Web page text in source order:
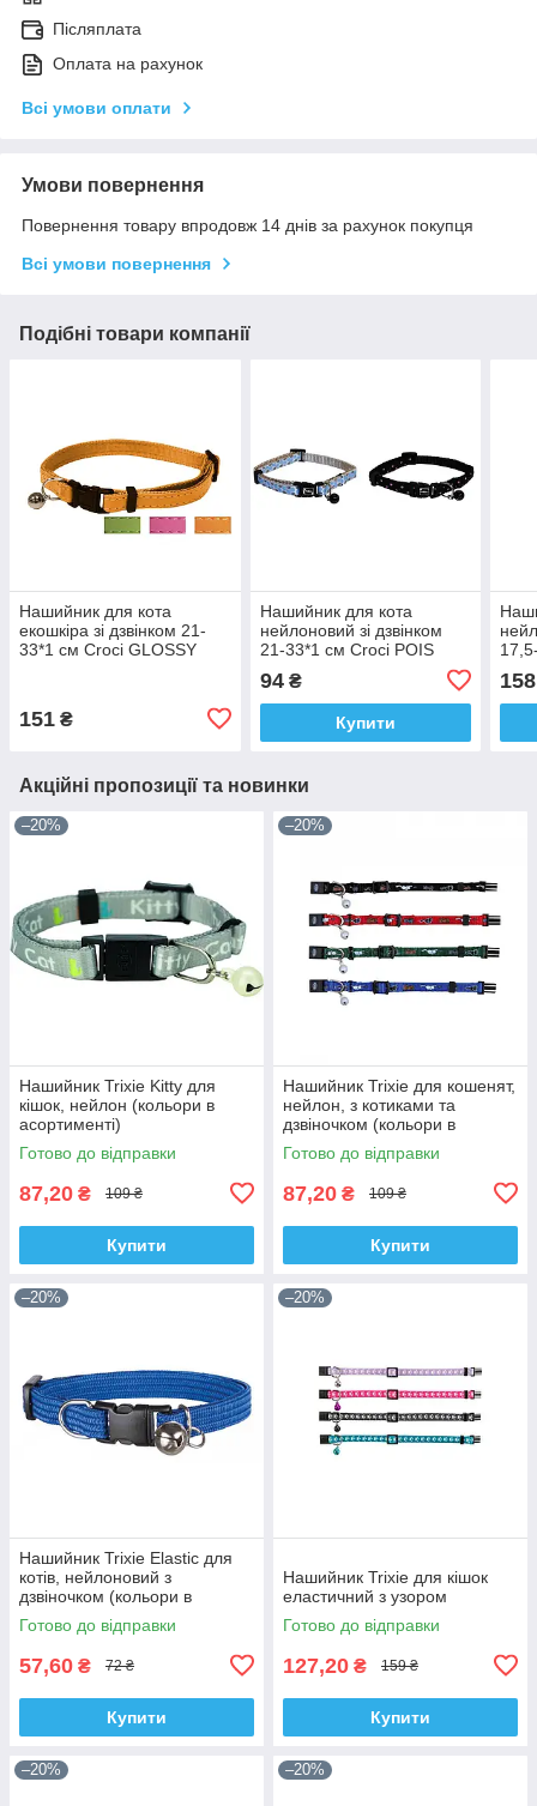
Післяплата
Оплата на рахунок
Всі умови оплати
Умови повернення
Повернення товару впродовж 14 днів за рахунок покупця
Всі умови повернення
Подібні товари компанії
Нашийник для кота
екошкіра зі дзвінком 21-
33*1 см Croci GLOSSY
151 ₴
Нашийник для кота
нейлоновий зі дзвінком
21-33*1 см Croci POIS
94₴
Купити
158
Акційні пропозиції та новинки
–20%
Нашийник Trixie Kitty для
кішок, нейлон (кольори в
асортименті)
Готово до відправки
87,20 ₴ 109 ₴
Купити
–20%
Нашийник Trixie для кошенят,
нейлон, з котиками та
дзвіночком (кольори в
асортименті)
Готово до відправки
87,20 ₴ 109 ₴
Купити
–20%
Нашийник Trixie Elastic для
котів, нейлоновий з
дзвіночком (кольори в
асортименті)
Готово до відправки
57,60 ₴ 72 ₴
Купити
–20%
Нашийник Trixie для кішок
еластичний з узором
Готово до відправки
127,20 ₴ 159 ₴
Купити
–20% –20%